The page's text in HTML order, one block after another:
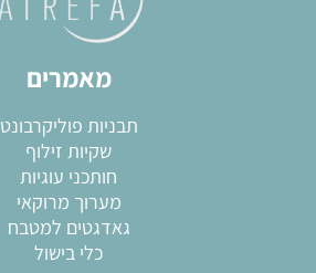
מאמרים
תבניות פוליקרבונט
שקיות זילוף
חותכני עוגיות
מערוך מרוקאי
גאדגטים למטבח
כלי בישול